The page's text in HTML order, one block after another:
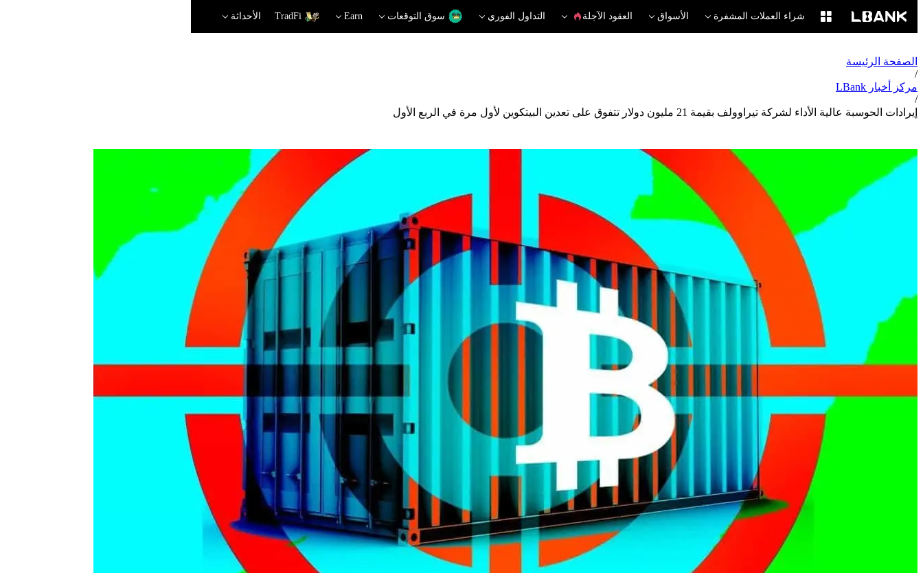
شراء العملات المشفرة الأسواق العقود الآجلة التداول الفوري سوق التوقعات Earn
TradFi الأحداثة
الصفحة الرئيسة
/
مركز أخبار LBank
/
إيرادات الحوسبة عالية الأداء لشركة تيراوولف بقيمة 21 مليون دولار تتفوق على تعدين البيتكوين لأول مرة في الربع الأول